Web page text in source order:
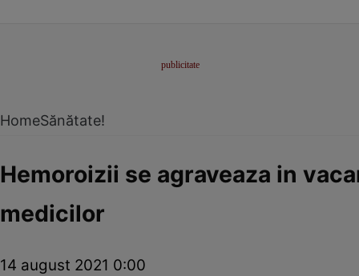
HomeSănătate!
Hemoroizii se agraveaza in
medicilor
14 august 2021 0:00